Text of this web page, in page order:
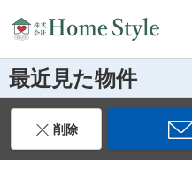
最近見た物件
削除